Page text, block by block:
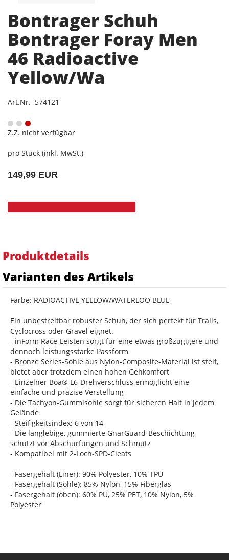
Bontrager Schuh
Bontrager Foray Men
46 Radioactive
Yellow/Wa
Art.Nr. 574121
Z.Z. nicht verfügbar
pro Stück (inkl. MwSt.)
149,99 EUR
Produktdetails
Varianten des Artikels
Farbe: RADIOACTIVE YELLOW/WATERLOO BLUE
Ein unbestreitbar robuster Schuh, der sich perfekt für Trails,
Cyclocross oder Gravel eignet.
- inForm Race-Leisten sorgt für eine etwas großzügigere und
dennoch leistungsstarke Passform
- Bronze Series-Sohle aus Nylon-Composite-Material ist steif,
bietet aber trotzdem einen hohen Gehkomfort
- Einzelner Boa® L6-Drehverschluss ermöglicht eine
einfache und präzise Verstellung
- Die Tachyon-Gummisohle sorgt für sicheren Halt in jedem
Gelände
- Steifigkeitsindex: 6 von 14
- Die langlebige, gummierte GnarGuard-Beschichtung
schützt vor Abschürfungen und Schmutz
- Kompatibel mit 2-Loch-SPD-Cleats
- Fasergehalt (Liner): 90% Polyester, 10% TPU
- Fasergehalt (Sohle): 85% Nylon, 15% Fiberglas
- Fasergehalt (oben): 60% PU, 25% PET, 10% Nylon, 5%
Polyester